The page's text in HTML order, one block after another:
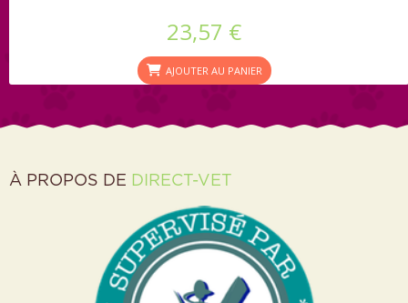
23,57 €
AJOUTER AU PANIER
À PROPOS DE DIRECT-VET